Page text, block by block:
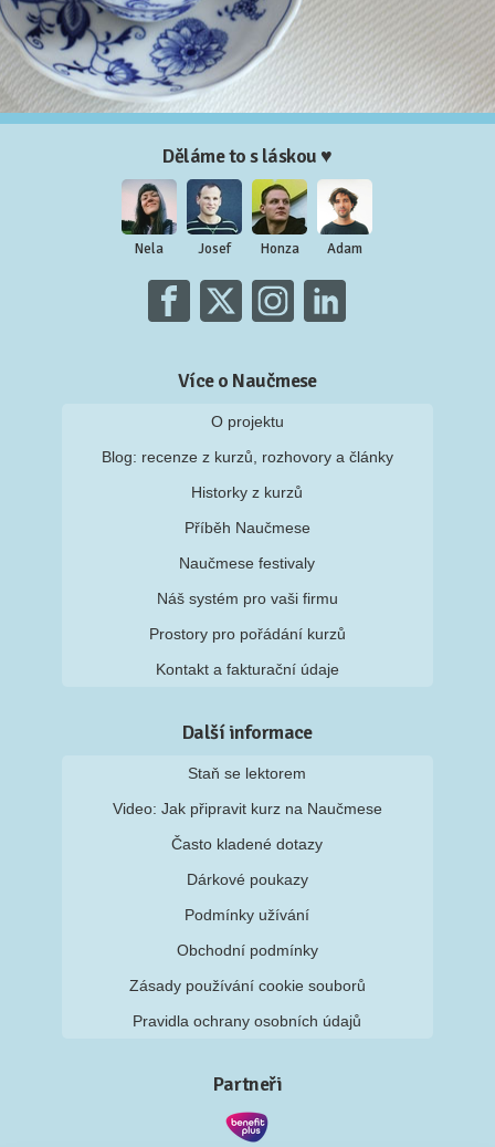
Děláme to s láskou ♥
Nela Josef Honza Adam
Více o Naučmese
O projektu
Blog: recenze z kurzů, rozhovory a články
Historky z kurzů
Příběh Naučmese
Naučmese festivaly
Náš systém pro vaši firmu
Prostory pro pořádání kurzů
Kontakt a fakturační údaje
Další informace
Staň se lektorem
Video: Jak připravit kurz na Naučmese
Často kladené dotazy
Dárkové poukazy
Podmínky užívání
Obchodní podmínky
Zásady používání cookie souborů
Pravidla ochrany osobních údajů
Partneři